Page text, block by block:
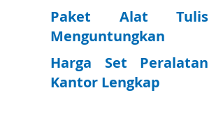
Paket Alat Tulis
Menguntungkan
Harga Set Peralatan
Kantor Lengkap